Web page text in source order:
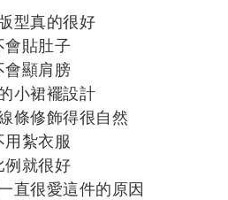
型真的很好
會貼肚子
會顯肩膀
小裙襬設計
條修飾得很自然
用紮衣服
例就很好
直很愛這件的原因